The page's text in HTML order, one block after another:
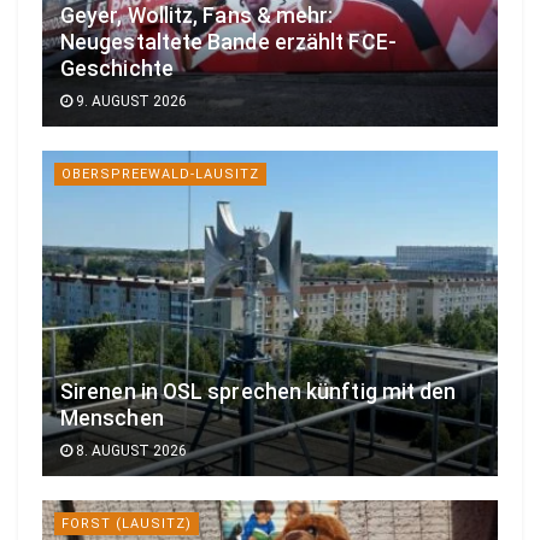
Geyer, Wollitz, Fans & mehr:
Neugestaltete Bande erzählt FCE-
Geschichte
9. AUGUST 2026
OBERSPREEWALD-LAUSITZ
Sirenen in OSL sprechen künftig mit den
Menschen
8. AUGUST 2026
FORST (LAUSITZ)